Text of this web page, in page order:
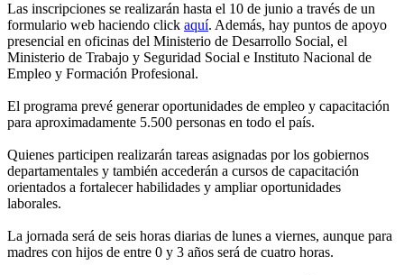
Las inscripciones se realizarán hasta el 10 de junio a través de un
formulario web haciendo click aquí. Además, hay puntos de apoyo
presencial en oficinas del Ministerio de Desarrollo Social, el
Ministerio de Trabajo y Seguridad Social e Instituto Nacional de
Empleo y Formación Profesional.
El programa prevé generar oportunidades de empleo y capacitación
para aproximadamente 5.500 personas en todo el país.
Quienes participen realizarán tareas asignadas por los gobiernos
departamentales y también accederán a cursos de capacitación
orientados a fortalecer habilidades y ampliar oportunidades
laborales.
La jornada será de seis horas diarias de lunes a viernes, aunque para
madres con hijos de entre 0 y 3 años será de cuatro horas.